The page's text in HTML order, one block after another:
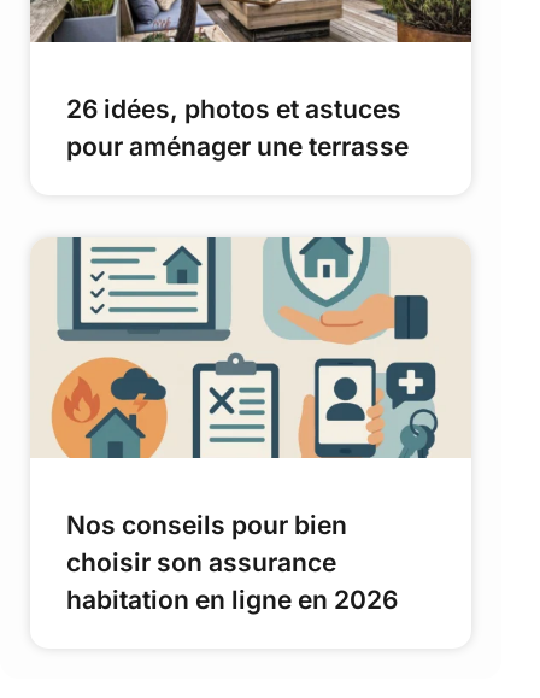
26 idées, photos et astuces
pour aménager une terrasse
Nos conseils pour bien
choisir son assurance
habitation en ligne en 2026